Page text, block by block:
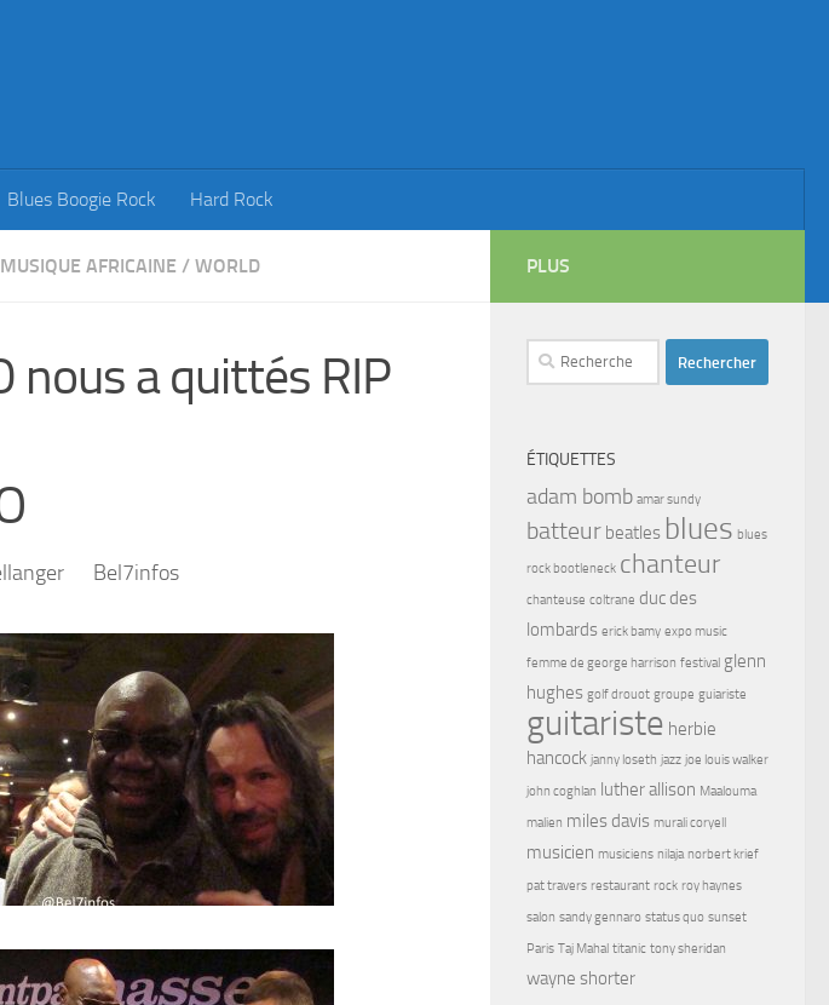
Blues Boogie Rock Hard Rock
MUSIQUE AFRICAINE / WORLD
nous a quittés RIP
Bel7infos
PLUS
Rechercher :
ÉTIQUETTES
adam bomb amar sundy
batteur beatles blues blues
rock bootleneck chanteur
chanteuse coltrane duc des
lombards erick bamy expo music
femme de george harrison festival glenn
hughes golf drouot groupe guiariste
guitariste herbie
hancock janny loseth jazz joe louis walker
john coghlan luther allison Maalouma
malien miles davis murali coryell
musicien musiciens nilaja norbert krief
pat travers restaurant rock roy haynes
salon sandy gennaro status quo sunset
Paris Taj Mahal titanic tony sheridan
wayne shorter